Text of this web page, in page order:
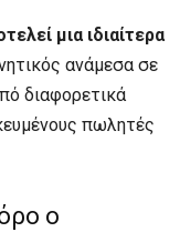
μια ιδιαίτερα
ανάμεσα σε
διαφορετικά
πωλητές
ο